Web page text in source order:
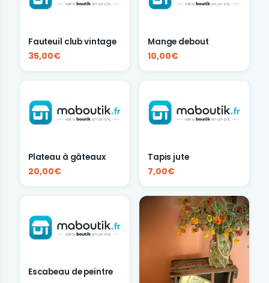
Fauteuil club vintage
35,00€
Mange debout
10,00€
Plateau à gâteaux
20,00€
Tapis jute
7,00€
Escabeau de peintre